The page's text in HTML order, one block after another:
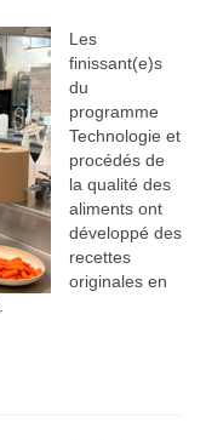
Les
finissant(e)s
du
programme
Technologie et
procédés de
la qualité des
aliments ont
développé des
recettes
originales en